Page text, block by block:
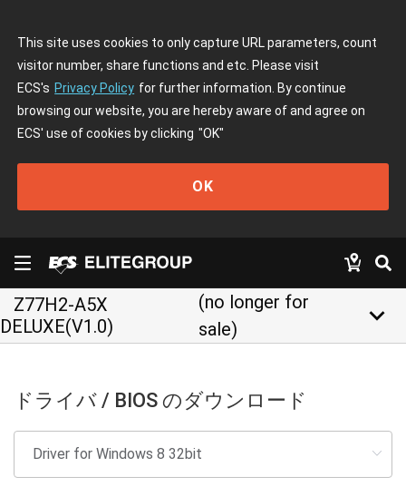
This site uses cookies to only capture URL parameters, count
visitor number, share functions and etc. Please visit
ECS's Privacy Policy for further information. By continue
browsing our website, you are hereby aware of and agree on
ECS' use of cookies by clicking "OK"
OK
Z77H2-A5X
DELUXE(V1.0)
(no longer for
sale)
keyboard_arrow_down
ドライバ / BIOS のダウンロード